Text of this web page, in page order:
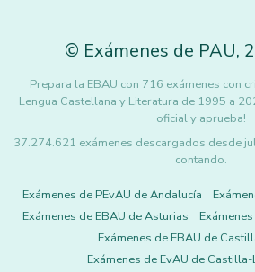
© Exámenes de PAU,
Prepara la EBAU con 716 exámenes con
Lengua Castellana y Literatura de 1995 a
oficial y aprueba!
37.274.621 exámenes descargados desde
contando.
Exámenes de PEvAU de Andalucía
Exámenes de EBAU de Asturias
Exámenes de EBAU de
Exámenes de EvAU de Castilla-